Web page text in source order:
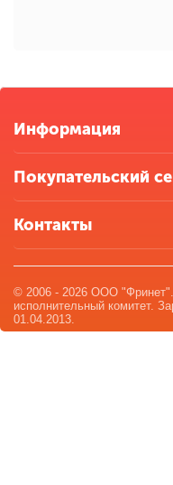
Информация
Покупательский
Контакты
© 2006 - 2026 ООО
исполнительный комитет.
01.04.2013.